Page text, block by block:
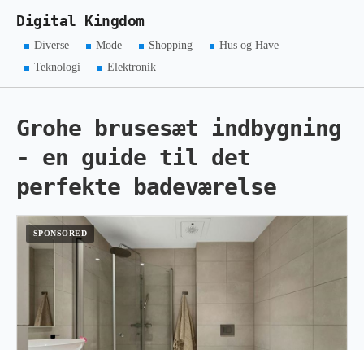
Digital Kingdom
Diverse Mode Shopping
Hus og Have
Teknologi
Elektronik
Grohe brusesæt indbygning
- en guide til det
perfekte badeværelse